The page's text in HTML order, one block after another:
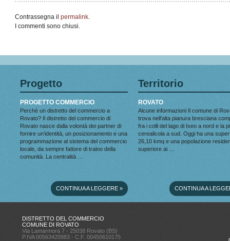
Contrassegna il permalink.
I commenti sono chiusi.
Progetto
PROGETTO COMMERCIO
Perchè un distretto del commercio a
Rovato? Il distretto del commercio di
Rovato nasce dalla volontà dei partner di
fornire un’identità, un posizionamento e una
programmazione al sistema del commercio
locale, da sempre fattore di traino della
comunità. La centralità …
CONTINUA A LEGGERE »
Territorio
ROVATO
Alcune informazioni Il comune di
trova nell’alta pianura bresciana
fra i colli del lago di Iseo a nord e la
cerealicola a sud. Oggi ha una
26,10 kmq e una popolazione
superiore ai …
CONTINUA A
DISTRETTO DEL COMMERCIO
COMUNE DI ROVATO
Via Lamarmora 7 - 25038 Rovato (BS)
P.IVA 00563420983 - C.F. 00450610175